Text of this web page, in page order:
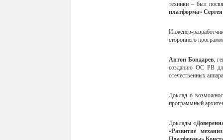
техники – был
платформа»
Инженер-
стороннего
Антон Бондарев,
созданию ОС РВ
отечественных
Доклад о
программный
Доклады «
«Развитие